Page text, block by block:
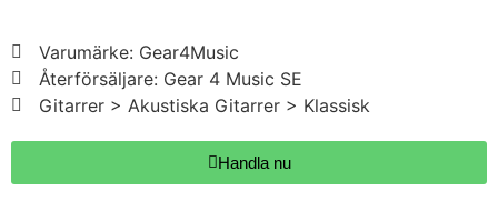
Varumärke: Gear4Music
Återförsäljare: Gear 4 Music SE
Gitarrer > Akustiska Gitarrer > Klassisk
Handla nu